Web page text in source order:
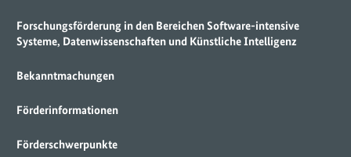
Forschungsförderung in den Bereichen Software-intensive
Systeme, Datenwissenschaften und Künstliche Intelligenz
Bekanntmachungen
Förderinformationen
Förderschwerpunkte